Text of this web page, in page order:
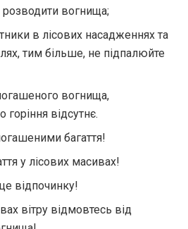
розводити вогнища;
в лісових насадженнях та
тим більше, не підпалюйте
вогнища,
відсутнє.
багаття!
у лісових масивах!
відпочинку!
вітру відмовтесь від